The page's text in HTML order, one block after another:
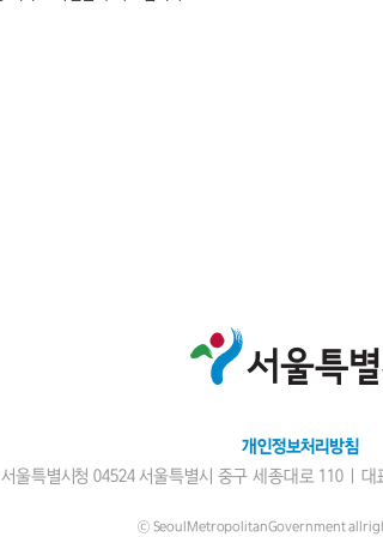
개인정보처리방침
서울특별시청 04524 서울특별시 중구 세종대로 110 |
ⓒ SeoulMetropolitanGovernment